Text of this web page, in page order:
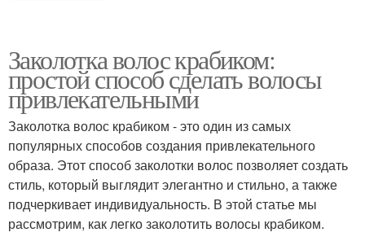
Заколотка волос крабиком:
простой способ сделать волосы
привлекательными
Заколотка волос крабиком - это один из самых
популярных способов создания привлекательного
образа. Этот способ заколотки волос позволяет создать
стиль, который выглядит элегантно и стильно, а также
подчеркивает индивидуальность. В этой статье мы
рассмотрим, как легко заколотить волосы крабиком.